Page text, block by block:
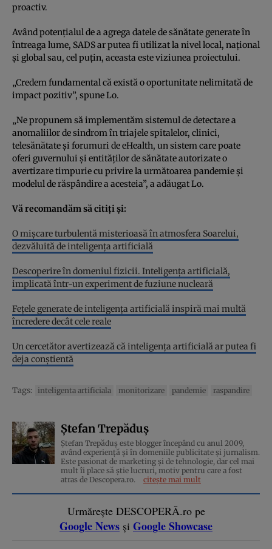
proactiv.
Având potențialul de a agrega datele de sănătate generate în
întreaga lume, SADS ar putea fi utilizat la nivel local, național
și global sau, cel puțin, aceasta este viziunea proiectului.
„Credem fundamental că există o oportunitate nelimitată de
impact pozitiv”, spune Lo.
„Ne propunem să implementăm sistemul de detectare a
anomaliilor de sindrom în triajele spitalelor, clinici,
telesănătate și forumuri de eHealth, un sistem care poate
oferi guvernului și entităților de sănătate autorizate o
avertizare timpurie cu privire la următoarea pandemie și
modelul de răspândire a acesteia”, a adăugat Lo.
Vă recomandăm să citiți și:
O mișcare turbulentă misterioasă în atmosfera Soarelui,
dezvăluită de inteligența artificială
Descoperire în domeniul fizicii. Inteligența artificială,
implicată într-un experiment de fuziune nucleară
Fețele generate de inteligența artificială inspiră mai multă
încredere decât cele reale
Un cercetător avertizează că inteligența artificială ar putea fi
deja conștientă
Tags: inteligenta artificiala monitorizare pandemie raspandire
Ștefan Trepăduș
Ștefan Trepăduș este blogger începând cu anul 2009,
având experiență și în domeniile publicitate și jurnalism.
Este pasionat de marketing și de tehnologie, dar cel mai
mult îi place să știe lucruri, motiv pentru care a fost
atras de Descopera.ro.
citește mai mult
Urmărește DESCOPERĂ.ro pe
Google News și Google Showcase